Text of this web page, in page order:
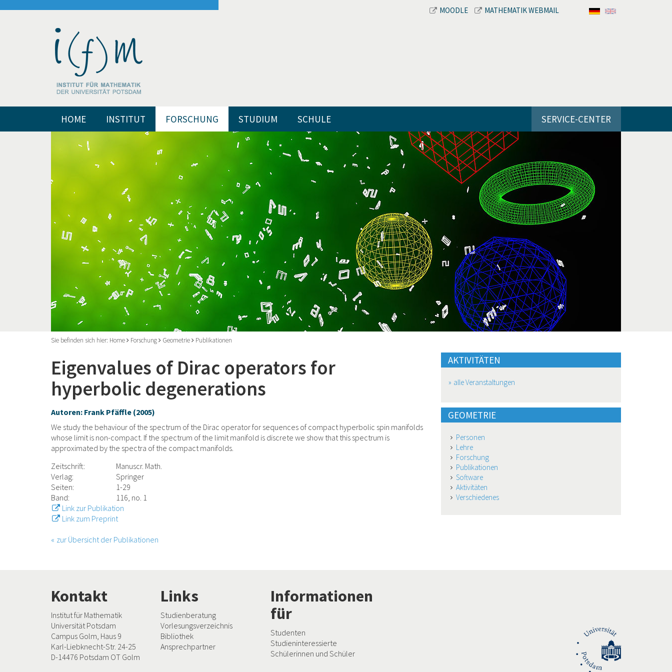
MOODLE MATHEMATIK WEBMAIL
HOME INSTITUT FORSCHUNG STUDIUM SCHULE SERVICE-CENTER
Sie befinden sich hier: Home Forschung Geometrie Publikationen
Eigenvalues of Dirac operators for
hyperbolic degenerations
Autoren: Frank Pfäffle (2005)
We study the behaviour of the spectrum of the Dirac operator for sequences of compact hyperbolic spin manifolds
whose limit is non-compact. If the spectrum of the limit manifold is discrete we show that this spectrum is
approximated by the spectra of the compact manifolds.
Zeitschrift:
Manuscr. Math.
Verlag:
Springer
Seiten:
1-29
Band:
116, no. 1
Link zur Publikation
Link zum Preprint
zur Übersicht der Publikationen
AKTIVITÄTEN
alle Veranstaltungen
GEOMETRIE
Personen
Lehre
Forschung
Publikationen
Software
Aktivitäten
Verschiedenes
Kontakt
Institut für Mathematik
Universität Potsdam
Campus Golm, Haus 9
Karl-Liebknecht-Str. 24-25
D-14476 Potsdam OT Golm
Links
Studienberatung
Vorlesungsverzeichnis
Bibliothek
Ansprechpartner
Informationen
für
Studenten
Studieninteressierte
Schülerinnen und Schüler